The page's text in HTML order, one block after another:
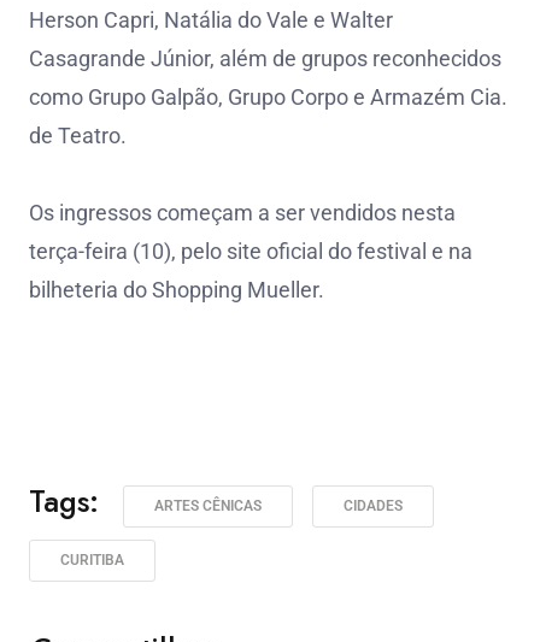
Herson Capri, Natália do Vale e Walter
Casagrande Júnior, além de grupos reconhecidos
como Grupo Galpão, Grupo Corpo e Armazém Cia.
de Teatro.
Os ingressos começam a ser vendidos nesta
terça-feira (10), pelo site oficial do festival e na
bilheteria do Shopping Mueller.
Tags: ARTES CÊNICAS CIDADES
CURITIBA